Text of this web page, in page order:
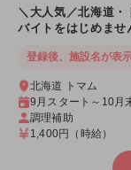
＼大人気／北海道・
バイトをはじめませ
登録後、施設名が表
北海道 トマム
9月スタート～10月
調理補助
1,400円
（時給）